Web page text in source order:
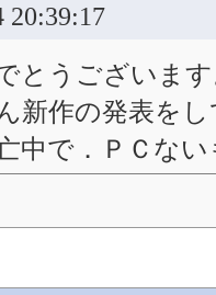
20:39:17
とうございま
新作の発表を
中で．ＰＣな